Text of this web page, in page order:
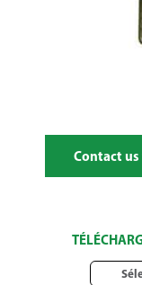
Contact